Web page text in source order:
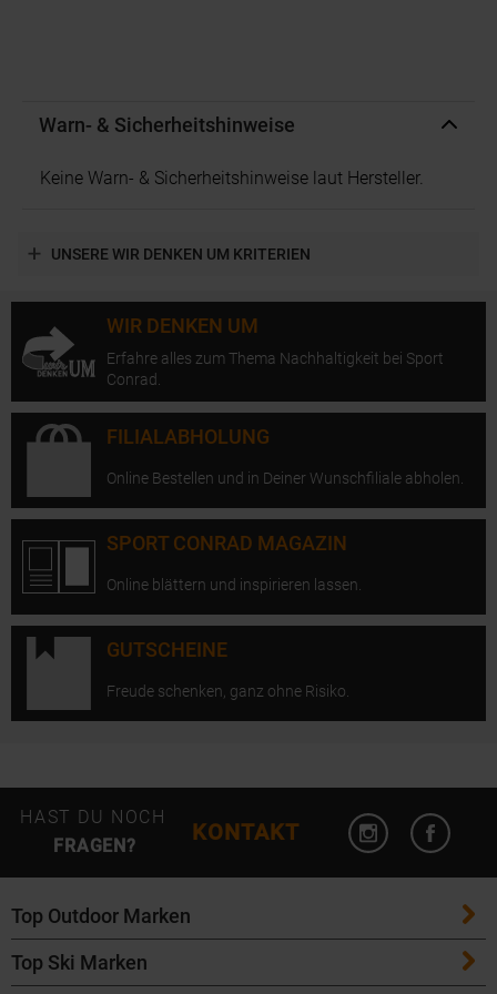
Warn- & Sicherheitshinweise
Keine Warn- & Sicherheitshinweise laut Hersteller.
UNSERE WIR DENKEN UM KRITERIEN
WIR DENKEN UM
Erfahre alles zum Thema Nachhaltigkeit bei Sport
Conrad.
FILIALABHOLUNG
Online Bestellen und in Deiner Wunschfiliale abholen.
SPORT CONRAD MAGAZIN
Online blättern und inspirieren lassen.
GUTSCHEINE
Freude schenken, ganz ohne Risiko.
HAST DU NOCH
FRAGEN?
KONTAKT
Instagram
Top Outdoor Marken
Patagonia
Top Ski Marken